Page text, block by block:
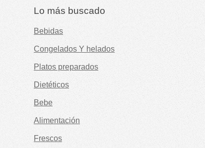
Lo más buscado
Bebidas
Congelados Y helados
Platos preparados
Dietéticos
Bebe
Alimentación
Frescos